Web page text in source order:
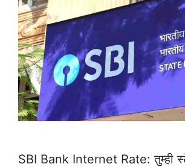
SBI Bank Internet Rate: तुम्ही